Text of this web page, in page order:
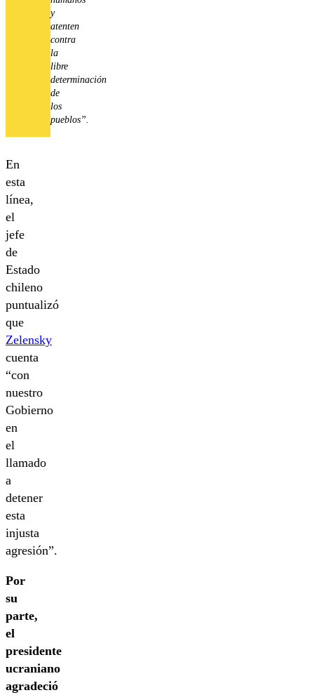
y
atenten
contra
la
libre
determinación
de
los
pueblos”.
En
esta
línea,
el
jefe
de
Estado
chileno
puntualizó
que
Zelensky
cuenta
“con
nuestro
Gobierno
en
el
llamado
a
detener
esta
injusta
agresión”.
Por
su
parte,
el
presidente
ucraniano
agradeció